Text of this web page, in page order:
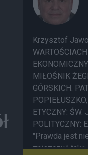
Krzysztof
MIŁOŚNIK
GÓRSKICH.
ETYCZNY:
POLITYCZNY:
"Prawda jest
zniszczyć taką